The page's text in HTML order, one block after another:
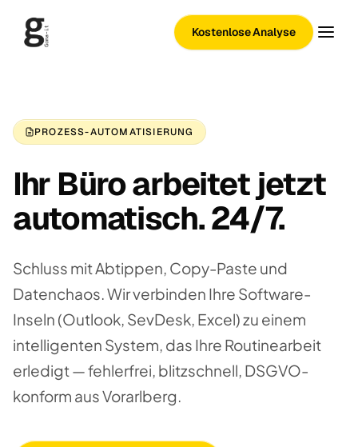
Kostenlose Analyse
PROZESS-AUTOMATISIERUNG
Ihr Büro arbeitet jetzt
automatisch. 24/7.
Schluss mit Abtippen, Copy-Paste und
Datenchaos. Wir verbinden Ihre Software-
Inseln (Outlook, SevDesk, Excel) zu einem
intelligenten System, das Ihre Routinearbeit
erledigt — fehlerfrei, blitzschnell, DSGVO-
konform aus Vorarlberg.